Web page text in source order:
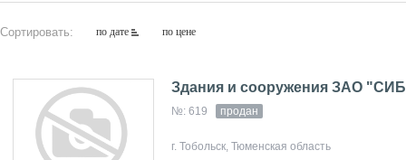
Сортировать: по дате по цене
Здания и сооружения ЗАО
№: 619 продан
г. Тобольск, Тюменская область